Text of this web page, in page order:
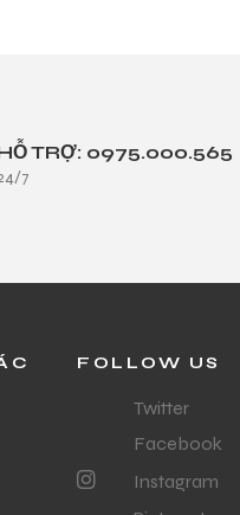
TRỢ: 0975.000.565
7
FOLLOW US
Twitter
Facebook
Instagram